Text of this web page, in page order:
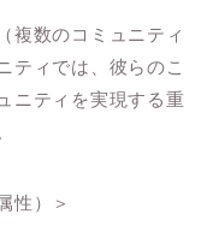
複数のコミュニティ
ティでは、彼らのこ
ニティを実現する重
性）＞